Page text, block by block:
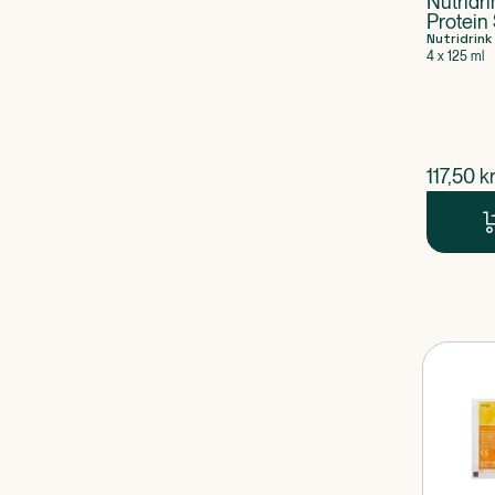
Protein
Bær
Nutridrink
4 x 125 ml
$
117,50